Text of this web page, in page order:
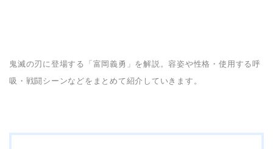
鬼滅の刃に登場する「富岡義勇」を解説。容姿や性格・使用する呼
吸・戦闘シーンなどをまとめて紹介していきます。